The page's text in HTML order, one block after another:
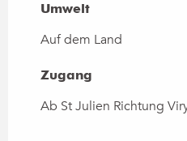
Umwelt
Umwelt
Auf dem Land
Zugang
Zugang
Ab St Julien Richtung